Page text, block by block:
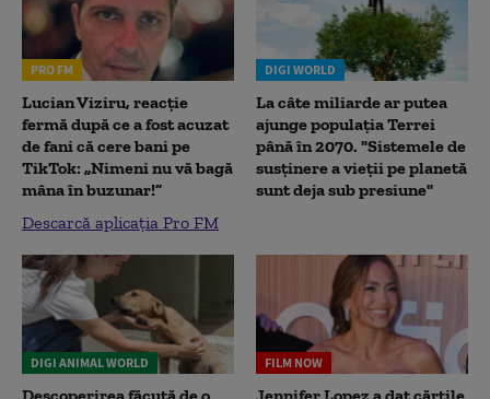
PRO FM
Lucian Viziru, reacție
fermă după ce a fost acuzat
de fani că cere bani pe
TikTok: „Nimeni nu vă bagă
mâna în buzunar!”
Descarcă aplicația Pro FM
DIGI WORLD
La câte miliarde ar putea
ajunge populația Terrei
până în 2070. "Sistemele de
susținere a vieții pe planetă
sunt deja sub presiune"
DIGI ANIMAL WORLD FILM NOW